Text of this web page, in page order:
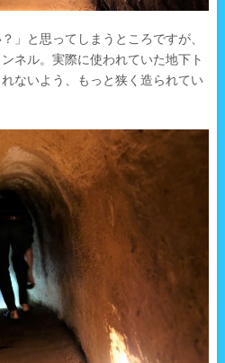
」と思ってしまうところですが、
ネル。実際に使われていた地下ト
ないよう、もっと狭く造られてい